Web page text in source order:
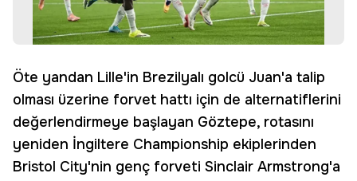
Öte yandan Lille'in Brezilyalı golcü Juan'a talip
olması üzerine forvet hattı için de alternatiflerini
değerlendirmeye başlayan Göztepe, rotasını
yeniden İngiltere Championship ekiplerinden
Bristol City'nin genç forveti Sinclair Armstrong'a